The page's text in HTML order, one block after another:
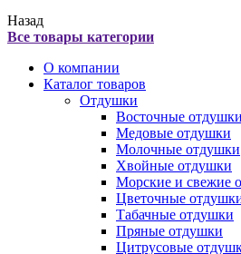
Назад
Все товары категории
О компании
Каталог товаров
Отдушки
Восточные отдушки
Медовые отдушки
Молочные отдушки
Хвойные отдушки
Морские и свежие
Цветочные
Табачные отдушки
Пряные отдушки
Цитрусовые